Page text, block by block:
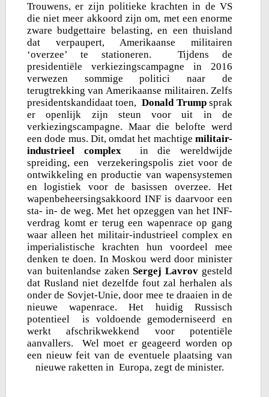
Trouwens, er zijn politieke krachten in de VS
die niet meer akkoord zijn om, met een enorme
zware budgettaire belasting, en een thuisland
dat verpaupert, Amerikaanse militairen
‘overzee’ te stationeren. Tijdens de
presidentiële verkiezingscampagne in 2016
verwezen sommige politici naar de
terugtrekking van Amerikaanse militairen. Zelfs
presidentskandidaat toen,Donald Trumpsprak
er openlijk zijn steun voor uit in de
verkiezingscampagne. Maar die belofte werd
een dode mus. Dit, omdat het machtigemilitair-
industrieel complex in die wereldwijde
spreiding, een verzekeringspolis ziet voor de
ontwikkeling en productie van wapensystemen
en logistiek voor de basissen overzee. Het
wapenbeheersingsakkoord INF is daarvoor een
sta- in- de weg. Met het opzeggen van het INF-
verdrag komt er terug een wapenrace op gang
waar alleen het militair-industrieel complex en
imperialistische krachten hun voordeel mee
denken te doen. In Moskou werd door minister
van buitenlandse zakenSergej Lavrov gesteld
dat Rusland niet dezelfde fout zal herhalen als
onder de Sovjet-Unie, door mee te draaien in de
nieuwe wapenrace. Het huidig Russisch
potentieel is voldoende gemoderniseerd en
werkt afschrikwekkend voor potentiële
aanvallers. Wel moet er geageerd worden op
een nieuw feit van de eventuele plaatsing van
nieuwe raketten in Europa, zegt de minister.